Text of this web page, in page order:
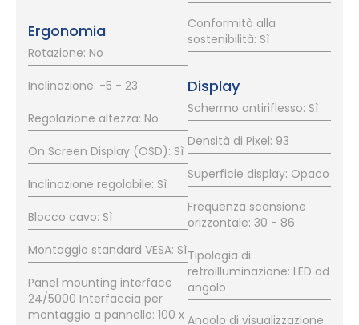
Ergonomia
Rotazione: No
Inclinazione: -5 - 23
Regolazione altezza: No
On Screen Display (OSD): Sì
Inclinazione regolabile: Sì
Blocco cavo: Sì
Montaggio standard VESA: Sì
Panel mounting interface
24/5000 Interfaccia per
montaggio a pannello: 100 x
Conformità alla
sostenibilità: Sì
Display
Schermo antiriflesso: Sì
Densità di Pixel: 93
Superficie display: Opaco
Frequenza scansione
orizzontale: 30 - 86
Tipologia di
retroilluminazione: LED ad
angolo
Angolo di visualizzazione